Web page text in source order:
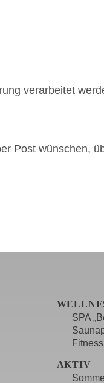
verarbeitet
Post wünschen,
SPA
Fitness
AKTIV